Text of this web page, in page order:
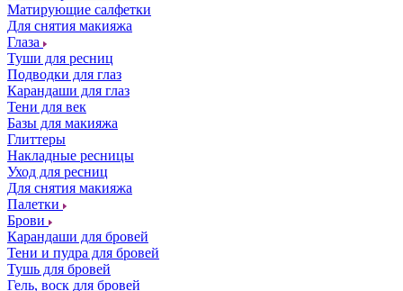
Матирующие салфетки
Для снятия макияжа
Глаза
Туши для ресниц
Подводки для глаз
Карандаши для глаз
Тени для век
Базы для макияжа
Глиттеры
Накладные ресницы
Уход для ресниц
Для снятия макияжа
Палетки
Брови
Карандаши для бровей
Тени и пудра для бровей
Тушь для бровей
Гель, воск для бровей